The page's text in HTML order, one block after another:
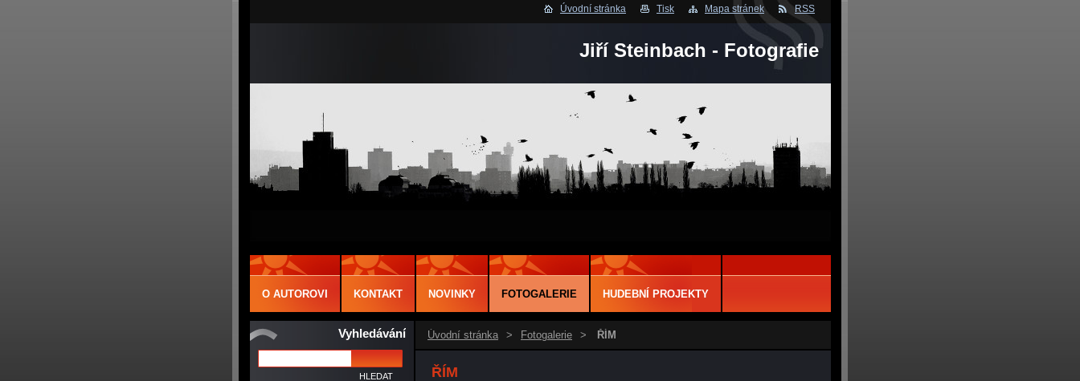
Úvodní stránka Tisk Mapa stránek RSS
Jiří Steinbach - Fotografie
Vyhledávání Úvodní stránka > Fotogalerie > ŘÍM
ŘÍM
O AUTOROVI KONTAKT NOVINKY FOTOGALERIE HUDEBNÍ PROJEKTY